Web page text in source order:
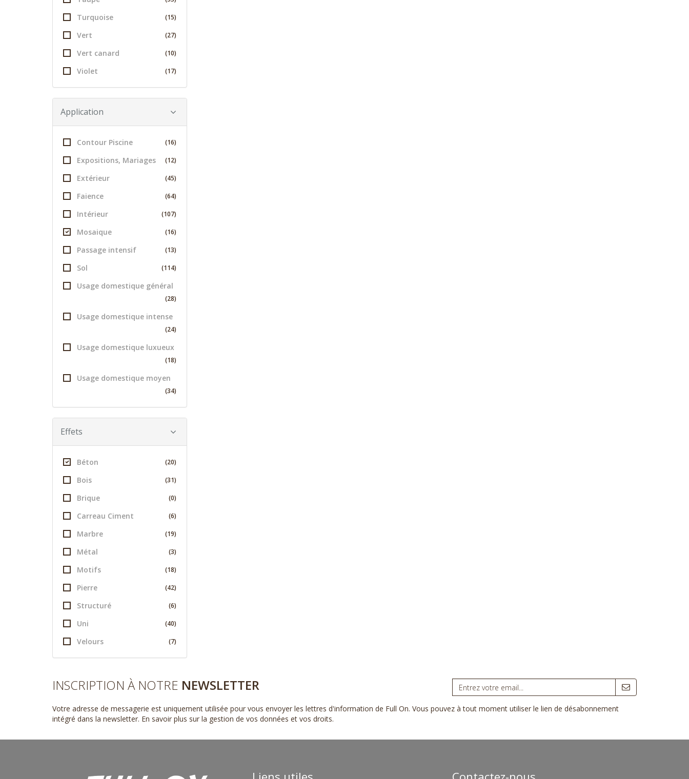
Turquoise (15)
Vert (27)
Vert canard (10)
Violet (17)
Application
Contour Piscine (16)
Expositions, Mariages (12)
Extérieur (45)
Faience (64)
Intérieur (107)
Mosaique (16)
Passage intensif (13)
Sol (114)
Usage domestique général
(28)
Usage domestique intense
(24)
Usage domestique luxueux
(18)
Usage domestique moyen
(34)
Effets
Béton (20)
Bois (31)
Brique (0)
Carreau Ciment (6)
Marbre (19)
Métal (3)
Motifs (18)
Pierre (42)
Structuré (6)
Uni (40)
Velours (7)
INSCRIPTION À NOTRE NEWSLETTER
Votre adresse de messagerie est uniquement utilisée pour vous envoyer les lettres d'information de Full On. Vous pouvez à tout moment utiliser le lien de désabonnement
intégré dans la newsletter. En savoir plus sur la gestion de vos données et vos droits.